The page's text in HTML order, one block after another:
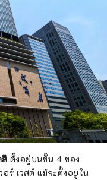
สึ ตั้งอยู่บนชั้น 4 ของ
อร์ เวสต์ แม้จะตั้งอยู่ใน